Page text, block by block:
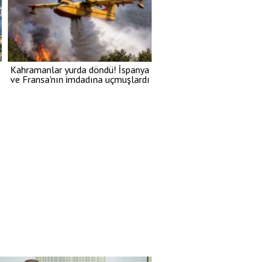
Kahramanlar yurda döndü! İspanya
ve Fransa'nın imdadına uçmuşlardı